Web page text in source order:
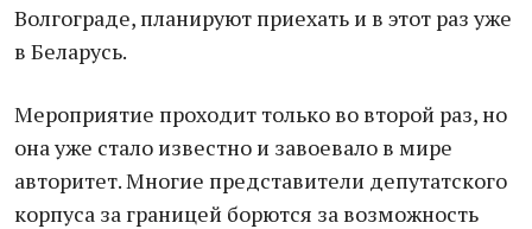
Волгограде, планируют приехать и в этот раз уже
в Беларусь.
Мероприятие проходит только во второй раз, но
она уже стало известно и завоевало в мире
авторитет. Многие представители депутатского
корпуса за границей борются за возможность